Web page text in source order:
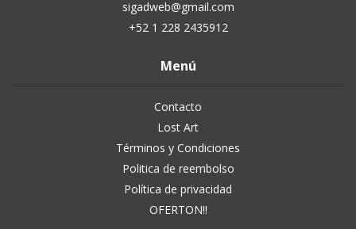
sigadweb@gmail.com
+52 1 228 2435912
Menú
Contacto
Lost Art
Términos y Condiciones
Politica de reembolso
Política de privacidad
OFERTON!!